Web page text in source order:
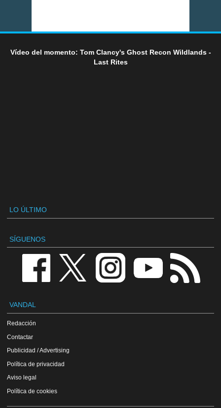
Vídeo del momento: Tom Clancy's Ghost Recon Wildlands -
Last Rites
LO ÚLTIMO
SÍGUENOS
VANDAL
Redacción
Contactar
Publicidad / Advertising
Política de privacidad
Aviso legal
Política de cookies